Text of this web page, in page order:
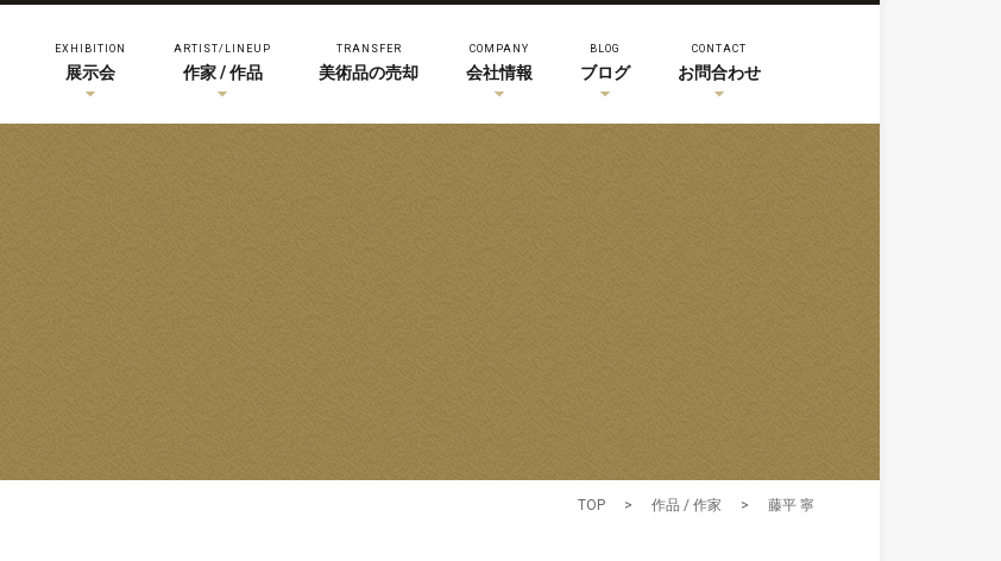
EXHIBITION
展示会
ARTIST/LINEUP
作家 / 作品
TRANSFER
美術品の売却
COMPANY
会社情報
BLOG
ブログ
CONTACT
お問合わせ
TOP > 作品 / 作家 > 藤平 寧